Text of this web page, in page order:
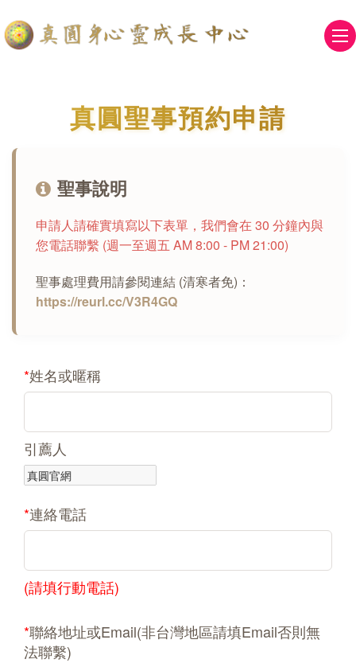
真圓聖事預約申請
聖事說明
申請人請確實填寫以下表單，我們會在 30 分鐘內與
您電話聯繫 (週一至週五 AM 8:00 - PM 21:00)
聖事處理費用請參閱連結 (清寒者免)：
https://reurl.cc/V3R4GQ
*姓名或暱稱
引薦人
*連絡電話
(請填行動電話)
*聯絡地址或Email(非台灣地區請填Email否則無
法聯繫)